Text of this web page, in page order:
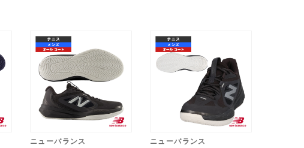
ニューバランス
ニューバランス